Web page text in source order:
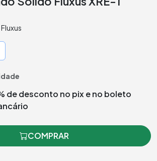
Fluxus
de desconto no pix e no boleto
COMPRAR